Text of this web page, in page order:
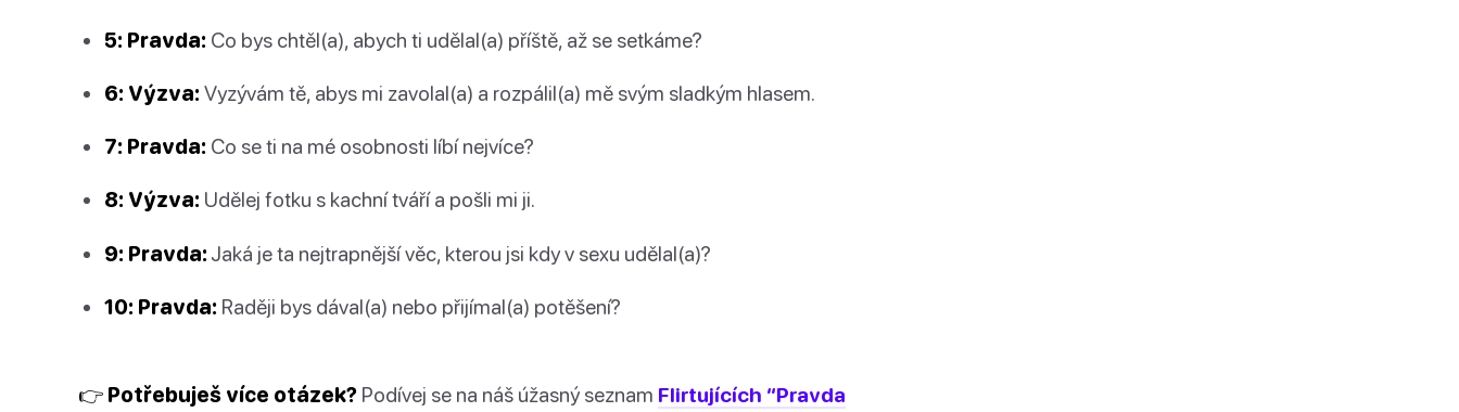
5: Pravda: Co bys chtěl(a), abych ti udělal(a) příště, až se setkáme?
6: Výzva: Vyzývám tě, abys mi zavolal(a) a rozpálil(a) mě svým sladkým hlasem.
7: Pravda: Co se ti na mé osobnosti líbí nejvíce?
8: Výzva: Udělej fotku s kachní tváří a pošli mi ji.
9: Pravda: Jaká je ta nejtrapnější věc, kterou jsi kdy v sexu udělal(a)?
10: Pravda: Raději bys dával(a) nebo přijímal(a) potěšení?
👉 Potřebuješ více otázek? Podívej se na náš úžasný seznam Flirtujících “Pravda